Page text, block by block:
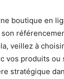
boutique en
veillez à
vos produits ou
stratégique